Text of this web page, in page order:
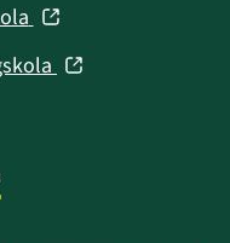
(öppnas
nytt(öppnas